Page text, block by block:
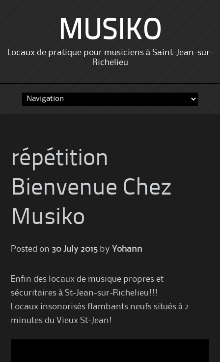
MUSIKO
Locaux de pratique pour musiciens à Saint-Jean-sur-
Richelieu
répétition
Bienvenue Chez
Musiko
Posted on 30 July 2015 by Yohann
Enfin des locaux de musique propres et
sécuritaires à St-Jean-sur-Richelieu!!!
Locaux insonorisés flambants neufs situés à 2
minutes du Vieux St-Jean!